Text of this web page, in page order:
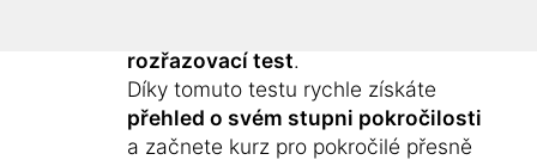
rozřazovací test.
Díky tomuto testu rychle získáte
přehled o svém stupni pokročilosti
a začnete kurz pro pokročilé přesně